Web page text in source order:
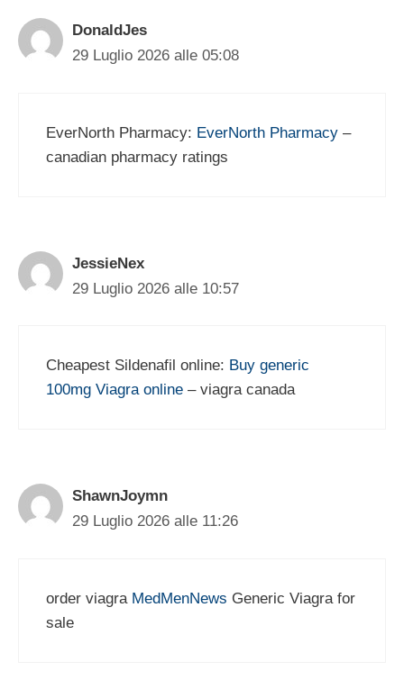
DonaldJes
29 Luglio 2026 alle 05:08
EverNorth Pharmacy: EverNorth Pharmacy –
canadian pharmacy ratings
JessieNex
29 Luglio 2026 alle 10:57
Cheapest Sildenafil online: Buy generic
100mg Viagra online – viagra canada
ShawnJoymn
29 Luglio 2026 alle 11:26
order viagra MedMenNews Generic Viagra for
sale